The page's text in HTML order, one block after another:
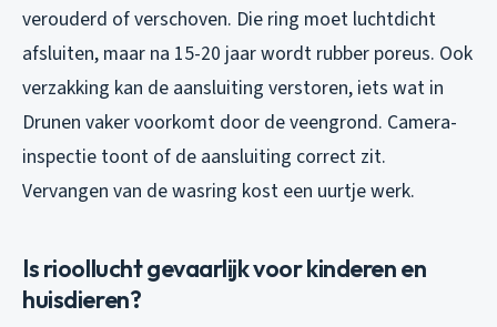
verouderd of verschoven. Die ring moet luchtdicht
afsluiten, maar na 15-20 jaar wordt rubber poreus. Ook
verzakking kan de aansluiting verstoren, iets wat in
Drunen vaker voorkomt door de veengrond. Camera-
inspectie toont of de aansluiting correct zit.
Vervangen van de wasring kost een uurtje werk.
Is rioollucht gevaarlijk voor kinderen en
huisdieren?